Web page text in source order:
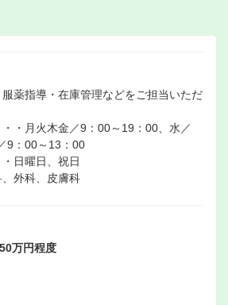
薬指導・在庫管理などをご担当いただ
・月火木金／9：00～19：00、水／
9：00～13：00
日曜日、祝日
外科、皮膚科
万円程度